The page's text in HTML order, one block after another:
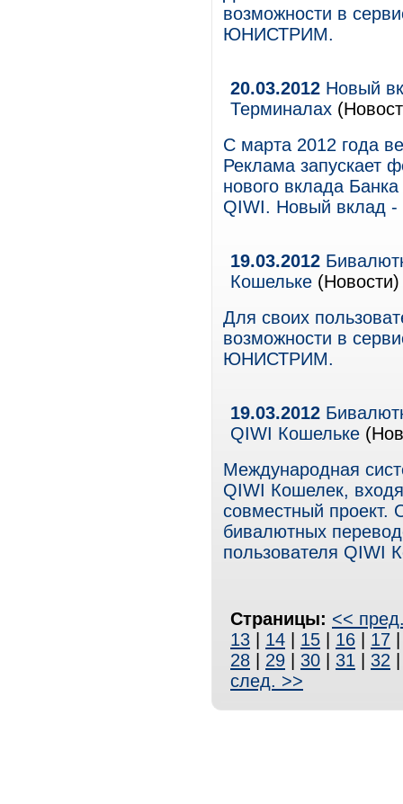
возможности в
ЮНИСТРИМ.
20.03.2012 Новый
Терминалах
С марта 2012 года
Реклама запускает
нового вклада
QIWI. Новый вклад -
19.03.2012
Кошельке (Новости)
Для своих
возможности в
ЮНИСТРИМ.
19.03.2012
QIWI Кошельке
Международная
QIWI Кошелек,
совместный проект.
бивалютных
пользователя QIWI
Страницы: <<
13
14 15 16 17
28
29 30 31 32
след. >>